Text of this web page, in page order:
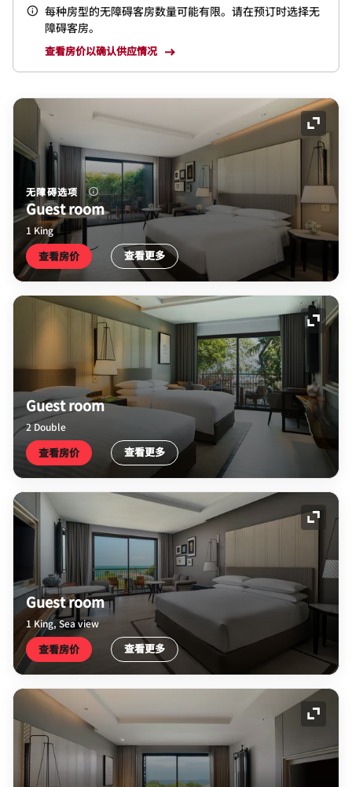
每种房型的无障碍客房数量可能有限。请在预订时选择无
障碍客房。
查看房价以确认供应情况
展开
无障碍选项
Guest room
1 King
查看房价 查看更多
展开
Guest room
2 Double
查看房价 查看更多
展开
Guest room
1 King, Sea view
查看房价 查看更多
展开